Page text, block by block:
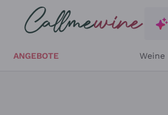
Zum Hauptinhalt springen
ANGEBOTE Weine